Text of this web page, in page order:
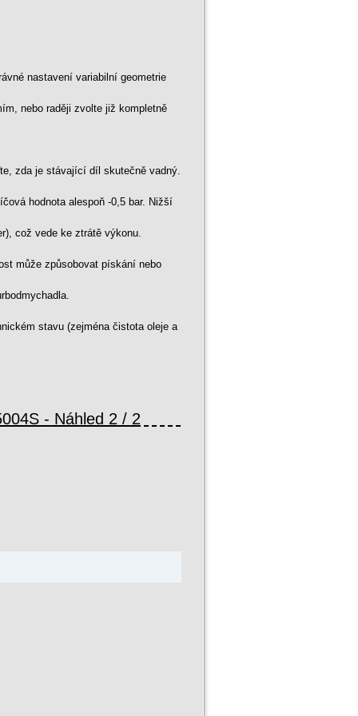
nastavení variabilní geometrie
nebo raději zvolte již kompletně
zda je stávající díl skutečně vadný.
hodnota alespoň -0,5 bar. Nižší
což vede ke ztrátě výkonu.
může způsobovat pískání nebo
stavu (zejména čistota oleje a